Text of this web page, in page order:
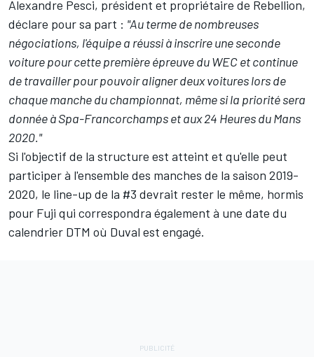
Alexandre Pesci, président et propriétaire de Rebellion,
déclare pour sa part : "Au terme de nombreuses
négociations, l'équipe a réussi à inscrire une seconde
voiture pour cette première épreuve du WEC et continue
de travailler pour pouvoir aligner deux voitures lors de
chaque manche du championnat, même si la priorité sera
donnée à Spa-Francorchamps et aux 24 Heures du Mans
2020."
Si l'objectif de la structure est atteint et qu'elle peut
participer à l'ensemble des manches de la saison 2019-
2020, le line-up de la #3 devrait rester le même, hormis
pour Fuji qui correspondra également à une date du
calendrier DTM où Duval est engagé.